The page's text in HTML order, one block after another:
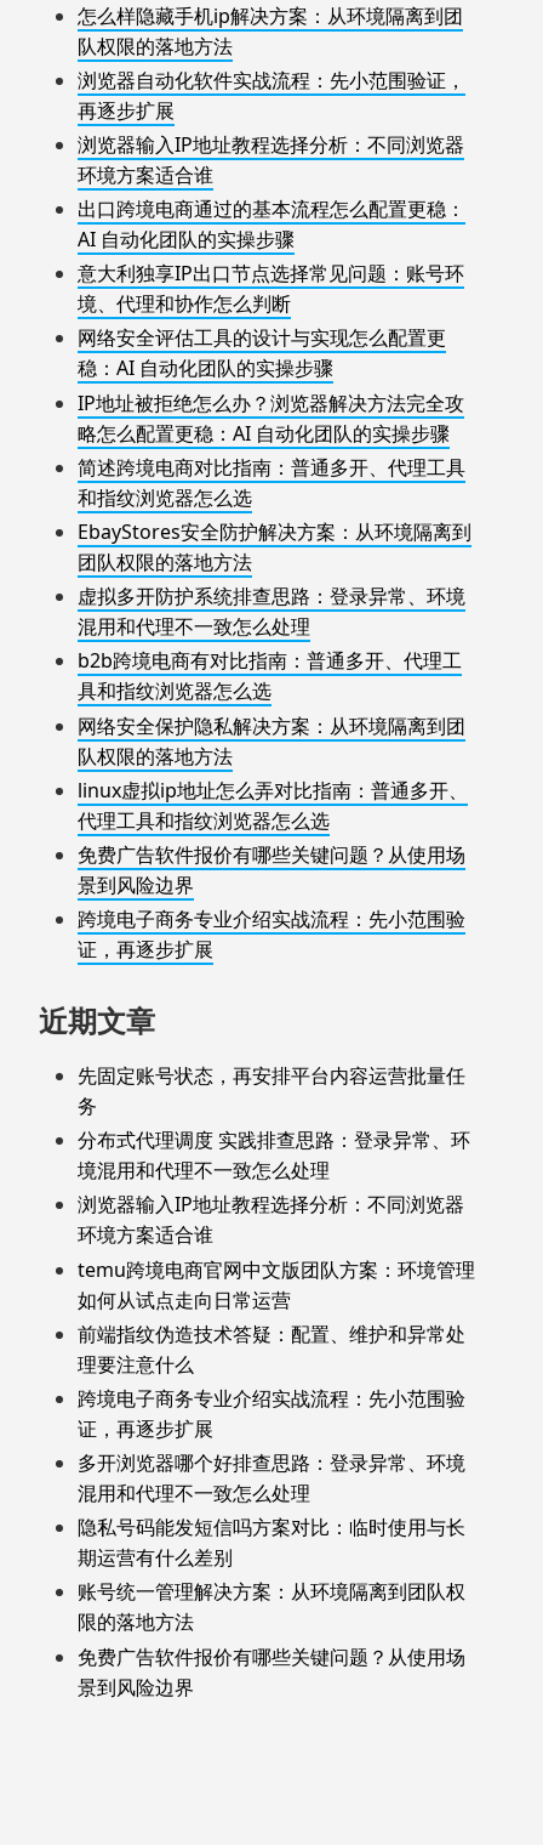
怎么样隐藏手机ip解决方案：从环境隔离到团
队权限的落地方法
浏览器自动化软件实战流程：先小范围验证，
再逐步扩展
浏览器输入IP地址教程选择分析：不同浏览器
环境方案适合谁
出口跨境电商通过的基本流程怎么配置更稳：
AI 自动化团队的实操步骤
意大利独享IP出口节点选择常见问题：账号环
境、代理和协作怎么判断
网络安全评估工具的设计与实现怎么配置更
稳：AI 自动化团队的实操步骤
IP地址被拒绝怎么办？浏览器解决方法完全攻
略怎么配置更稳：AI 自动化团队的实操步骤
简述跨境电商对比指南：普通多开、代理工具
和指纹浏览器怎么选
EbayStores安全防护解决方案：从环境隔离到
团队权限的落地方法
虚拟多开防护系统排查思路：登录异常、环境
混用和代理不一致怎么处理
b2b跨境电商有对比指南：普通多开、代理工
具和指纹浏览器怎么选
网络安全保护隐私解决方案：从环境隔离到团
队权限的落地方法
linux虚拟ip地址怎么弄对比指南：普通多开、
代理工具和指纹浏览器怎么选
免费广告软件报价有哪些关键问题？从使用场
景到风险边界
跨境电子商务专业介绍实战流程：先小范围验
证，再逐步扩展
近期文章
先固定账号状态，再安排平台内容运营批量任
务
分布式代理调度 实践排查思路：登录异常、环
境混用和代理不一致怎么处理
浏览器输入IP地址教程选择分析：不同浏览器
环境方案适合谁
temu跨境电商官网中文版团队方案：环境管理
如何从试点走向日常运营
前端指纹伪造技术答疑：配置、维护和异常处
理要注意什么
跨境电子商务专业介绍实战流程：先小范围验
证，再逐步扩展
多开浏览器哪个好排查思路：登录异常、环境
混用和代理不一致怎么处理
隐私号码能发短信吗方案对比：临时使用与长
期运营有什么差别
账号统一管理解决方案：从环境隔离到团队权
限的落地方法
免费广告软件报价有哪些关键问题？从使用场
景到风险边界